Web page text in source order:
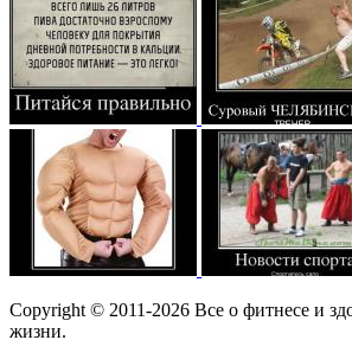
Copyright © 2011-2026 Все о фитнесе и
жизни.